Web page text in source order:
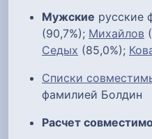
Мужские русские
(90,7%); Михайлов
Седых (85,0%);
Списки
фамилией Болдин
Расчет